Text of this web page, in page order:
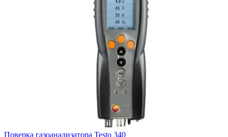
Поверка газоанализатора Testo 340